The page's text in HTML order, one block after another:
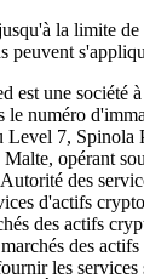
la limite
peuvent
une société
le numéro
Level 7,
opérant
des
d'actifs
des actifs
des
les